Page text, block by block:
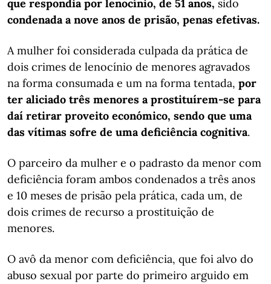
que respondia por lenocínio, de 51 anos, sido
condenada a nove anos de prisão, penas efetivas.
A mulher foi considerada culpada da prática de
dois crimes de lenocínio de menores agravados
na forma consumada e um na forma tentada, por
ter aliciado três menores a prostituírem-se para
daí retirar proveito económico, sendo que uma
das vítimas sofre de uma deficiência cognitiva.
O parceiro da mulher e o padrasto da menor com
deficiência foram ambos condenados a três anos
e 10 meses de prisão pela prática, cada um, de
dois crimes de recurso a prostituição de
menores.
O avô da menor com deficiência, que foi alvo do
abuso sexual por parte do primeiro arguido em